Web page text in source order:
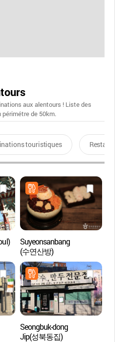
aux alentours ! Liste des
de 50km.
touristiques Restaurants
Suyeonsanbang
(수연산방)
Seongbuk-dong
Jip(성북동집)